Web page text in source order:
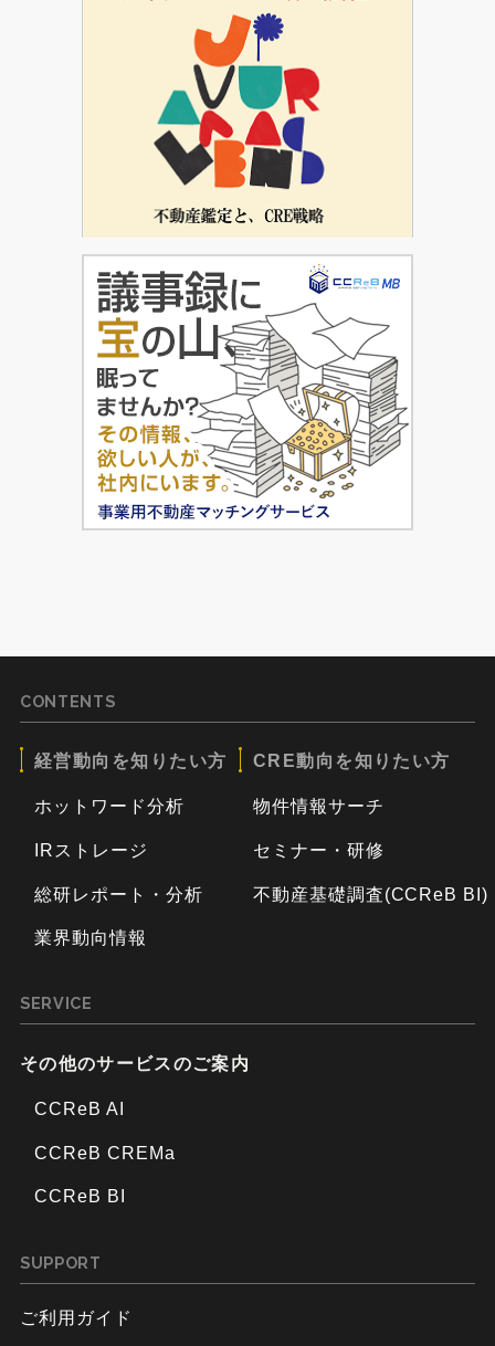
CONTENTS
経営動向を知りたい方
ホットワード分析
IRストレージ
総研レポート・分析
業界動向情報
CRE動向を知りたい方
物件情報サーチ
セミナー・研修
不動産基礎調査(CCReB BI)
SERVICE
その他のサービスのご案内
CCReB AI
CCReB CREMa
CCReB BI
SUPPORT
ご利用ガイド